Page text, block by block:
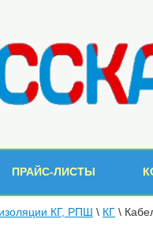
ПРАЙС-ЛИСТЫ
КГ, РПШ \ КГ \